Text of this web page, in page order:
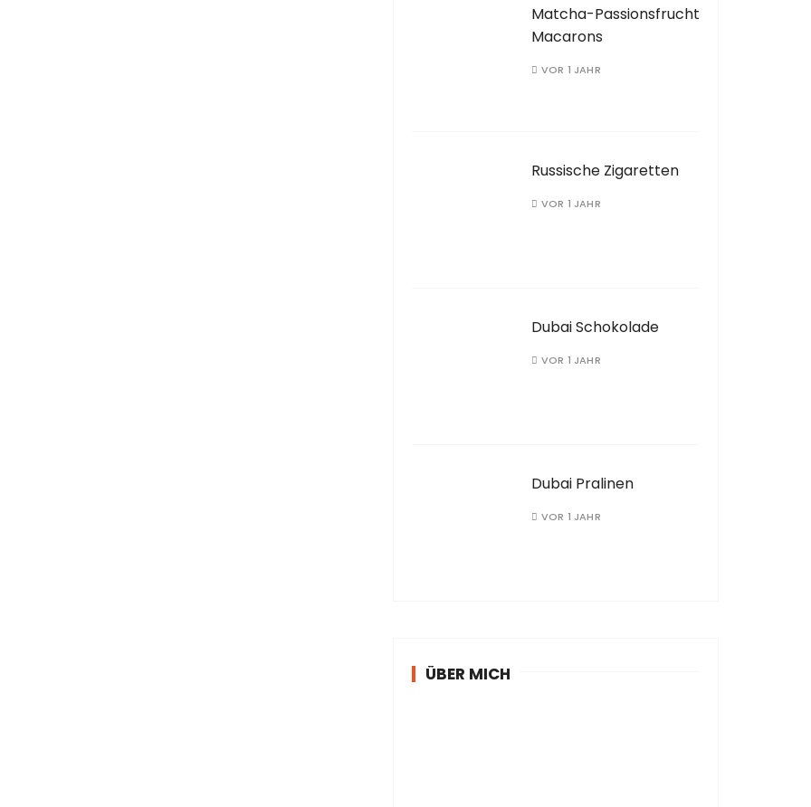
Matcha-Passionsfrucht
Macarons
VOR 1 JAHR
Russische Zigaretten
VOR 1 JAHR
Dubai Schokolade
VOR 1 JAHR
Dubai Pralinen
VOR 1 JAHR
ÜBER MICH